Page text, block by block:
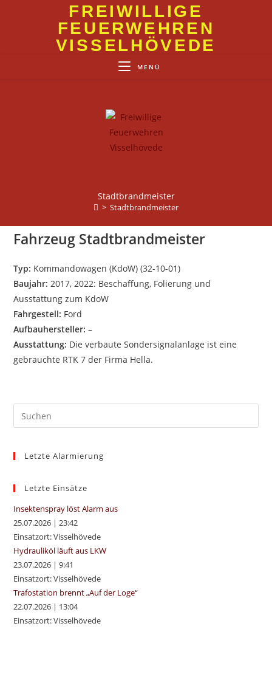
FREIWILLIGE
FEUERWEHREN
VISSELHÖVEDE
MENÜ
Stadtbrandmeister
> Stadtbrandmeister
Fahrzeug Stadtbrandmeister
Typ: Kommandowagen (KdoW) (32-10-01)
Baujahr: 2017, 2022: Beschaffung, Folierung und
Ausstattung zum KdoW
Fahrgestell: Ford
Aufbauhersteller: –
Ausstattung: Die verbaute Sondersignalanlage ist eine
gebrauchte RTK 7 der Firma Hella.
Letzte Alarmierung
Letzte Einsätze
Insektenspray löst Alarm aus
25.07.2026 |23:42
Einsatzort: Visselhövede
Hydrauliköl läuft aus LKW
23.07.2026 |9:41
Einsatzort: Visselhövede
Trafostation brennt „Auf der Loge“
22.07.2026 | 13:04
Einsatzort: Visselhövede